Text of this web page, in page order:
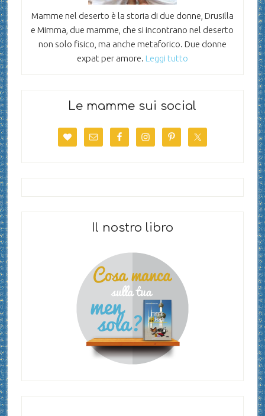
Mamme nel deserto è la storia di due donne, Drusilla
e Mimma, due mamme, che si incontrano nel deserto
non solo fisico, ma anche metaforico. Due donne
expat per amore. Leggi tutto
Le mamme sui social
Il nostro libro